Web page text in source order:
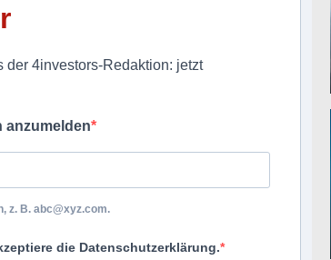
der 4investors-Redaktion: jetzt
anzumelden
z. B. abc@xyz.com.
die Datenschutzerklärung.